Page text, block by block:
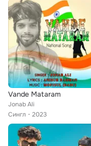
Vande Mataram
Jonab Ali
Сингл
2023